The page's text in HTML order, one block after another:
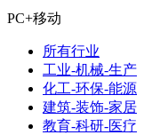
PC+移动
所有行业
工业-机械-生产
化工-环保-能源
建筑-装饰-家居
教育-科研-医疗